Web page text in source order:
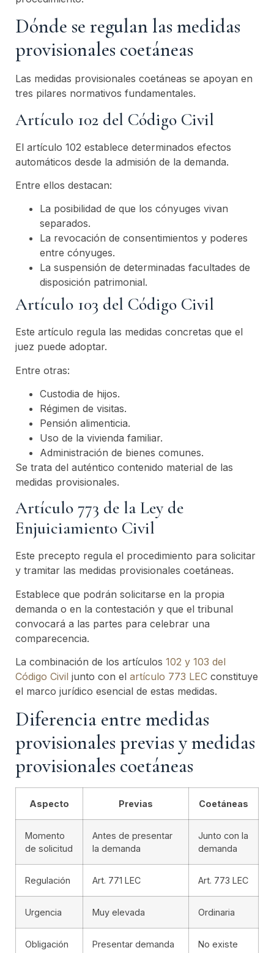
Dónde se regulan las medidas
provisionales coetáneas
Las medidas provisionales coetáneas se apoyan en
tres pilares normativos fundamentales.
Artículo 102 del Código Civil
El artículo 102 establece determinados efectos
automáticos desde la admisión de la demanda.
Entre ellos destacan:
La posibilidad de que los cónyuges vivan
separados.
La revocación de consentimientos y poderes
entre cónyuges.
La suspensión de determinadas facultades de
disposición patrimonial.
Artículo 103 del Código Civil
Este artículo regula las medidas concretas que el
juez puede adoptar.
Entre otras:
Custodia de hijos.
Régimen de visitas.
Pensión alimenticia.
Uso de la vivienda familiar.
Administración de bienes comunes.
Se trata del auténtico contenido material de las
medidas provisionales.
Artículo 773 de la Ley de
Enjuiciamiento Civil
Este precepto regula el procedimiento para solicitar
y tramitar las medidas provisionales coetáneas.
Establece que podrán solicitarse en la propia
demanda o en la contestación y que el tribunal
convocará a las partes para celebrar una
comparecencia.
La combinación de los artículos 102 y 103 del
Código Civil junto con el artículo 773 LEC constituye
el marco jurídico esencial de estas medidas.
Diferencia entre medidas
provisionales previas y medidas
provisionales coetáneas
Aspecto Previas Coetáneas
Momento
de solicitud
Antes de presentar
la demanda
Junto con la
demanda
Regulación Art. 771 LEC Art. 773 LEC
Urgencia Muy elevada Ordinaria
Obligación
Presentar demanda
No existe